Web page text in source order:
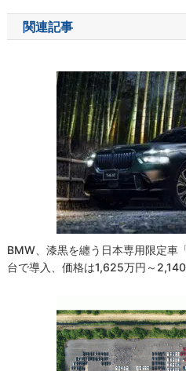
ナ
ビ
関連記事
BMW、漆黒を纏う日本専用限定車
台で導入、価格は1,625万円～